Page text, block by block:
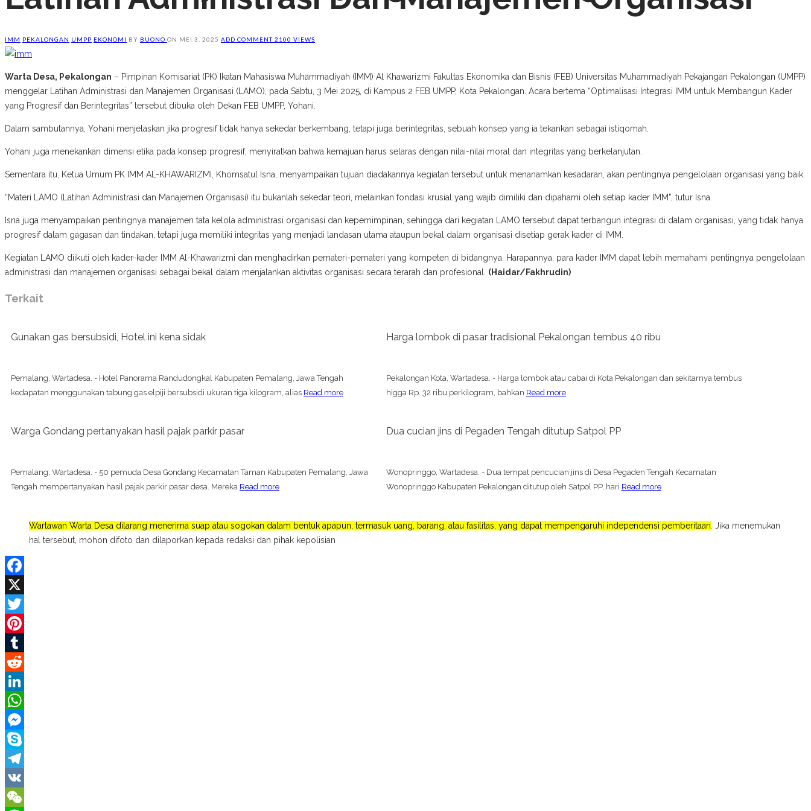
IMM PEKALONGAN UMPP EKONOMI BY BUONO ON MEI 3, 2025 ADD COMMENT 2100 VIEWS
Warta Desa, Pekalongan – Pimpinan Komisariat (PK) Ikatan Mahasiswa Muhammadiyah (IMM) Al Khawarizmi Fakultas Ekonomika dan Bisnis (FEB) Universitas Muhammadiyah Pekajangan Pekalongan (UMPP)
menggelar Latihan Administrasi dan Manajemen Organisasi (LAMO), pada Sabtu, 3 Mei 2025, di Kampus 2 FEB UMPP, Kota Pekalongan. Acara bertema “Optimalisasi Integrasi IMM untuk Membangun Kader
yang Progresif dan Berintegritas” tersebut dibuka oleh Dekan FEB UMPP, Yohani.
Dalam sambutannya, Yohani menjelaskan jika progresif tidak hanya sekedar berkembang, tetapi juga berintegritas, sebuah konsep yang ia tekankan sebagai istiqomah.
Yohani juga menekankan dimensi etika pada konsep progresif, menyiratkan bahwa kemajuan harus selaras dengan nilai-nilai moral dan integritas yang berkelanjutan.
Sementara itu, Ketua Umum PK IMM AL-KHAWARIZMI, Khomsatul Isna, menyampaikan tujuan diadakannya kegiatan tersebut untuk menanamkan kesadaran, akan pentingnya pengelolaan organisasi yang baik.
“Materi LAMO (Latihan Administrasi dan Manajemen Organisasi) itu bukanlah sekedar teori, melainkan fondasi krusial yang wajib dimiliki dan dipahami oleh setiap kader IMM”, tutur Isna.
Isna juga menyampaikan pentingnya manajemen tata kelola administrasi organisasi dan kepemimpinan, sehingga dari kegiatan LAMO tersebut dapat terbangun integrasi di dalam organisasi, yang tidak hanya
progresif dalam gagasan dan tindakan, tetapi juga memiliki integritas yang menjadi landasan utama ataupun bekal dalam organisasi disetiap gerak kader di IMM.
Kegiatan LAMO diikuti oleh kader-kader IMM Al-Khawarizmi dan menghadirkan pemateri-pemateri yang kompeten di bidangnya. Harapannya, para kader IMM dapat lebih memahami pentingnya pengelolaan
administrasi dan manajemen organisasi sebagai bekal dalam menjalankan aktivitas organisasi secara terarah dan profesional. (Haidar/Fakhrudin)
Terkait
Gunakan gas bersubsidi, Hotel ini kena sidak
Pemalang, Wartadesa. - Hotel Panorama Randudongkal Kabupaten Pemalang, Jawa Tengah
kedapatan menggunakan tabung gas elpiji bersubsidi ukuran tiga kilogram, alias Read more
Harga lombok di pasar tradisional Pekalongan tembus 40 ribu
Pekalongan Kota, Wartadesa. - Harga lombok atau cabai di Kota Pekalongan dan sekitarnya tembus
higga Rp. 32 ribu perkilogram, bahkan Read more
Warga Gondang pertanyakan hasil pajak parkir pasar
Pemalang, Wartadesa. - 50 pemuda Desa Gondang Kecamatan Taman Kabupaten Pemalang, Jawa
Tengah mempertanyakan hasil pajak parkir pasar desa. Mereka Read more
Dua cucian jins di Pegaden Tengah ditutup Satpol PP
Wonopringgo, Wartadesa. - Dua tempat pencucian jins di Desa Pegaden Tengah Kecamatan
Wonopringgo Kabupaten Pekalongan ditutup oleh Satpol PP, hari Read more
Wartawan Warta Desa dilarang menerima suap atau sogokan dalam bentuk apapun, termasuk uang, barang, atau fasilitas, yang dapat mempengaruhi independensi pemberitaan . Jika menemukan
hal tersebut, mohon difoto dan dilaporkan kepada redaksi dan pihak kepolisian
Facebook
X
Twitter
Pinterest
Tumblr
Reddit
LinkedIn
WhatsApp
Messenger
Skype
Telegram
VK